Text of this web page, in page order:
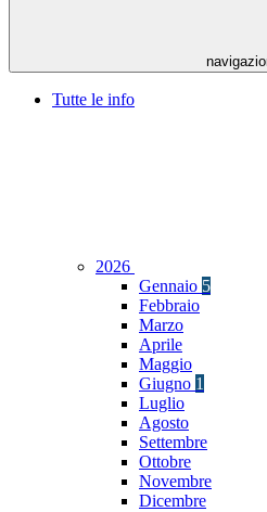
Tutte le info
2026
Gennaio 5
Febbraio
Marzo
Aprile
Maggio
Giugno 1
Luglio
Agosto
Settembre
Ottobre
Novembre
Dicembre